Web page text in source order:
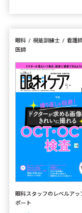
眼科 視能訓練士
看護
医師
眼科スタッフのレベルアッ
ポート